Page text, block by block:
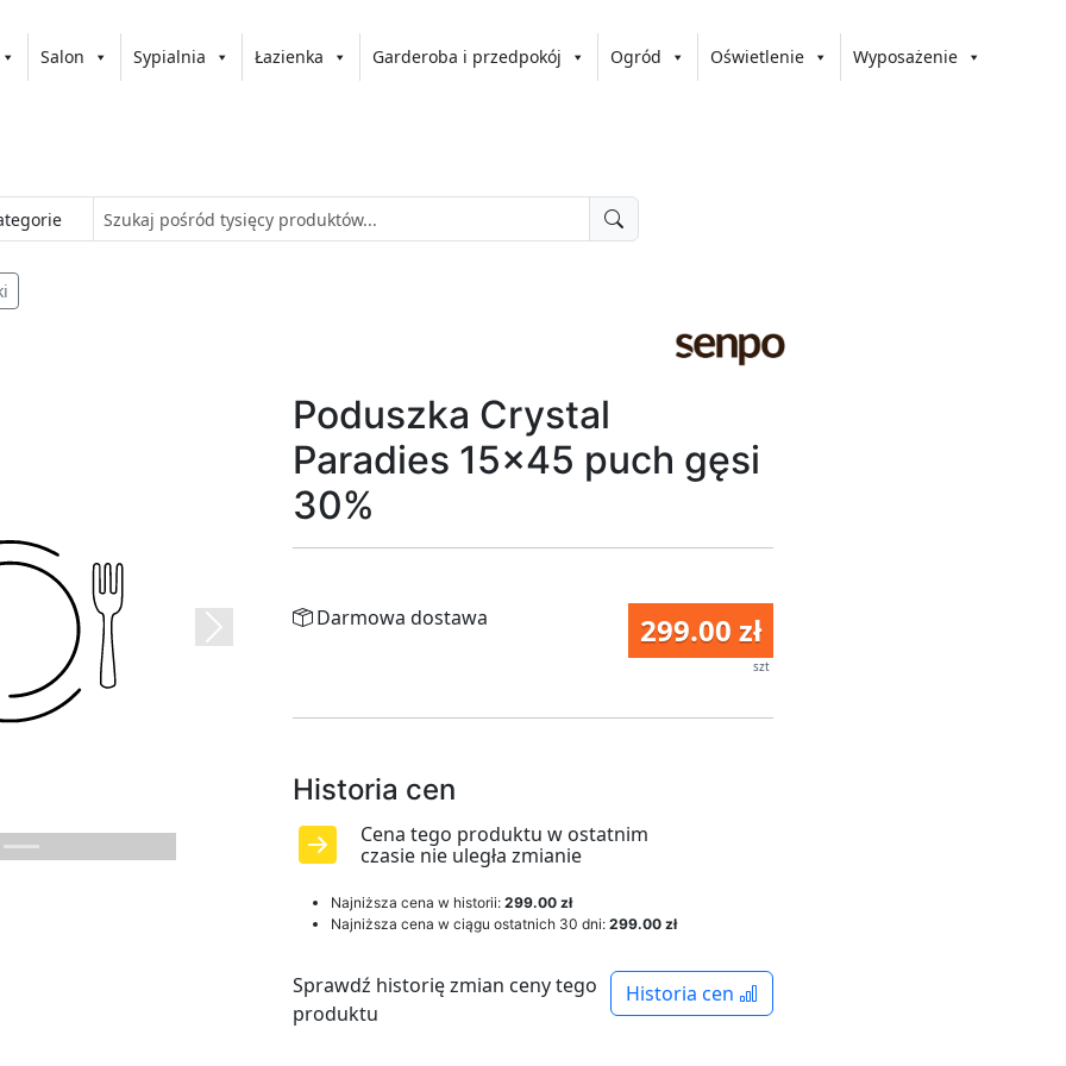
Salon Sypialnia Łazienka Garderoba i przedpokój Ogród Oświetlenie Wyposażenie
Next
Poduszka Crystal
Paradies 15x45 puch gęsi
30%
299.00 zł
szt
Darmowa dostawa
Historia cen
Cena tego produktu w ostatnim
czasie nie uległa zmianie
Najniższa cena w historii: 299.00 zł
Najniższa cena w ciągu ostatnich 30 dni: 299.00 zł
Historia cen
Sprawdź historię zmian ceny tego
produktu